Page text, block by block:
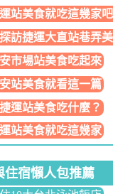
站美食就吃這幾家吧
訪捷運大直站巷弄
市場站美食吃起來
站美食就看這一篇
運站美食吃什麼？
站美食就吃這幾家
住宿懶人包推薦